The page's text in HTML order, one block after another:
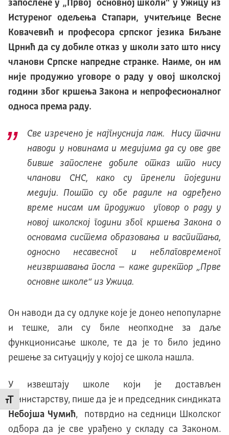
Промени величину слова
запослене у „Првој основној школи“ у Ужицу из
Истуреног одељења Стапари, учитељице Весне
Ковачевић и професора српског језика Биљане
Црнић да су добиле отказ у школи зато што нису
чланови Српске напредне странке. Наиме, он им
није продужио уговоре о раду у овој школској
години због кршења Закона и непрофесионалног
односа према раду.
Све изречено је најгнуснија лаж. Нису тачни
наводи у новинама и медијима да су ове две
бивше запослене добиле отказ што нису
чланови СНС, како су пренели поједини
медији. Пошто су обе радиле на одређено
време нисам им продужио уговор о раду у
новој школској години због кршења Закона о
основама система образовања и васпитања,
односно несавесног и неблаговременог
неизвршавања посла – каже директор „Прве
основне школе“ из Ужица.
Он наводи да су одлуке које је донео непопуларне
и тешке, али су биле неопходне за даље
функционисање школе, те да је то било једино
решење за ситуацију у којој се школа нашла.
У извештају школе који је достављен
Министарству, пише да је и председник синдиката
Небојша Чумић, потврдио на седници Школског
одбора да је све урађено у складу са Законом.